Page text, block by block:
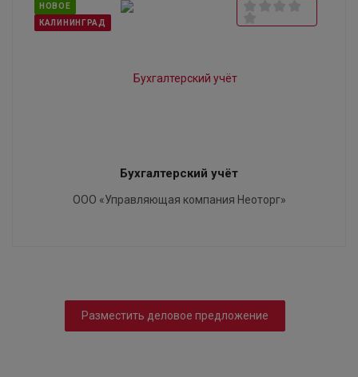
НОВОЕ
КАЛИНИНГРАД
Бухгалтерский учёт
ООО «Управляющая компания Неоторг»
Разместить деловое предложение